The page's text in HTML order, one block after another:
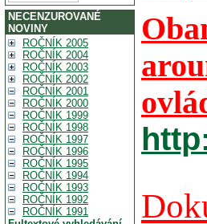
NECENZUROVANÉ
NOVINY
ROČNÍK 2005
ROČNÍK 2004
ROČNÍK 2003
ROČNÍK 2002
ROČNÍK 2001
ROČNÍK 2000
ROČNÍK 1999
ROČNÍK 1998
ROČNÍK 1997
ROČNÍK 1996
ROČNÍK 1995
ROČNÍK 1994
ROČNÍK 1993
ROČNÍK 1992
ROČNÍK 1991